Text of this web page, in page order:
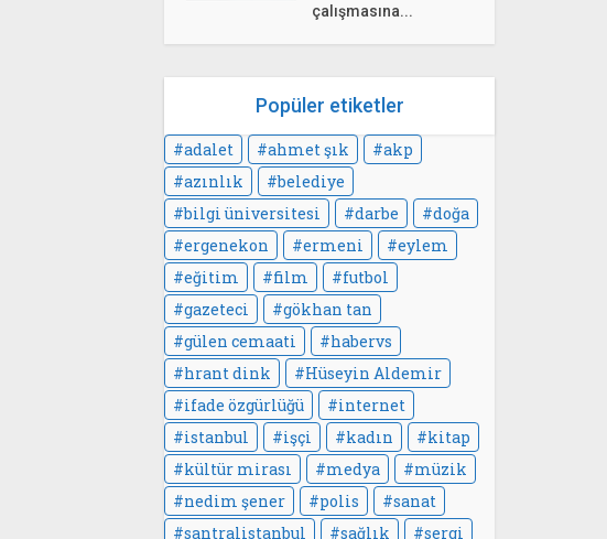
çalışmasına...
Popüler etiketler
adalet ahmet şık
akp
azınlık
belediye
bilgi üniversitesi
darbe
doğa
ergenekon
ermeni
eylem
eğitim
film
futbol
gazeteci
gökhan tan
gülen cemaati
habervs
hrant dink
Hüseyin Aldemir
ifade özgürlüğü
internet
istanbul
işçi kadın
kitap
kültür mirası
medya
müzik
nedim şener
polis
sanat
santralistanbul
sağlık sergi